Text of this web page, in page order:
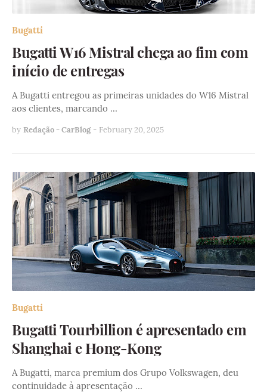
Bugatti
Bugatti W16 Mistral chega ao fim com
início de entregas
A Bugatti entregou as primeiras unidades do W16 Mistral
aos clientes, marcando …
by Redação - CarBlog - February 20, 2025
Bugatti
Bugatti Tourbillion é apresentado em
Shanghai e Hong-Kong
A Bugatti, marca premium dos Grupo Volkswagen, deu
continuidade à apresentação …